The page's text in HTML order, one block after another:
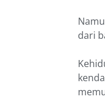
dari